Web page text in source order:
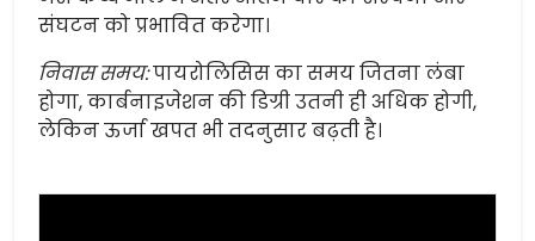
संघटन को प्रभावित करेगा।
निवास समय:पायरोलिसिस का समय जितना लंबा
होगा, कार्बनाइजेशन की डिग्री उतनी ही अधिक होगी,
लेकिन ऊर्जा खपत भी तदनुसार बढ़ती है।